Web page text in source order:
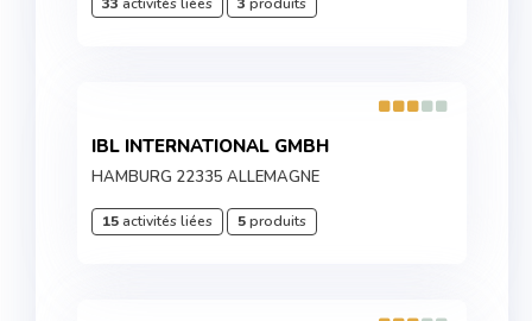
IBL INTERNATIONAL GMBH
HAMBURG 22335 ALLEMAGNE
15activités liées 5produits